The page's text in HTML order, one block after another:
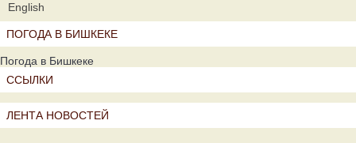
English
ПОГОДА В БИШКЕКЕ
Погода в Бишкеке
ССЫЛКИ
ЛЕНТА НОВОСТЕЙ